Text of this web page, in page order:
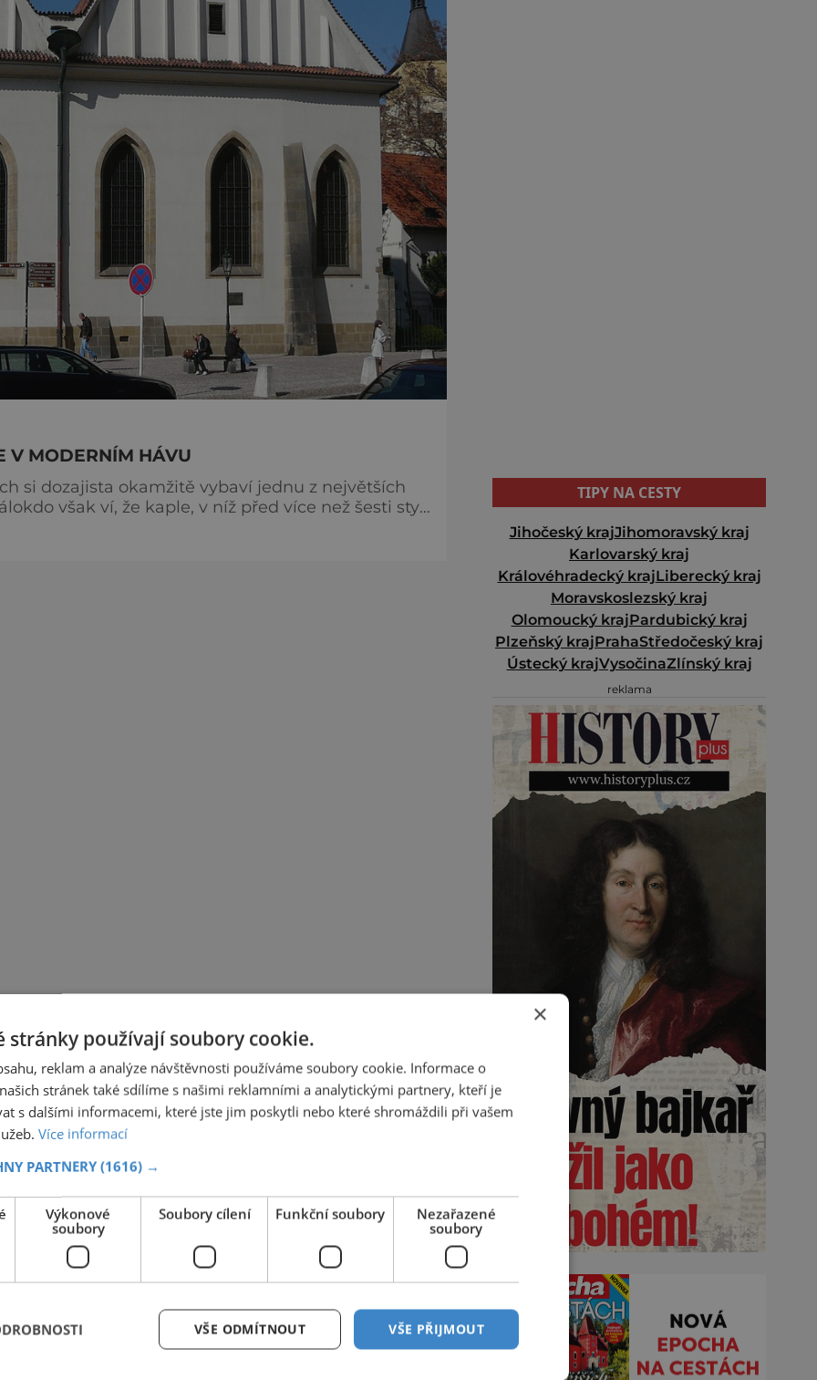
V MODERNÍM HÁVU
si dozajista okamžitě vybaví jednu z největších
však ví, že kaple, v níž před více než šesti sty
zasvětit nějaký církevní prostor výhradně
TIPY NA CESTY
Jihočeský krajJihomoravský kraj
Karlovarský kraj
Královéhradecký krajLiberecký kraj
Moravskoslezský kraj
Olomoucký krajPardubický kraj
Plzeňský krajPrahaStředočeský kraj
Ústecký krajVysočinaZlínský kraj
reklama
×
stránky používají soubory cookie.
reklam a analýze návštěvnosti používáme soubory cookie. Informace o
stránek také sdílíme s našimi reklamními a analytickými partnery, kteří je
s dalšími informacemi, které jste jim poskytli nebo které shromáždili při vašem
Více informací
PARTNERY (1616) →
Výkonové
soubory
Soubory cílení Funkční soubory
Nezařazené
soubory
VŠE PŘIJMOUT
VŠE ODMÍTNOUT